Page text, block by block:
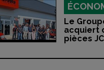
Le
acquiert
pièces